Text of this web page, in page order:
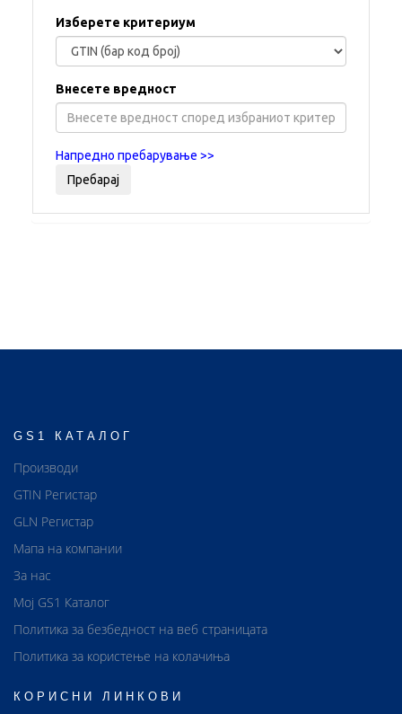
Изберете критериум
Внесете вредност
Напредно пребарување >>
GS1 КАТАЛОГ
Производи
GTIN Регистар
GLN Регистар
Мапа на компании
За нас
Мој GS1 Каталог
Политика за безбедност на веб страницата
Политика за користење на колачиња
КОРИСНИ ЛИНКОВИ